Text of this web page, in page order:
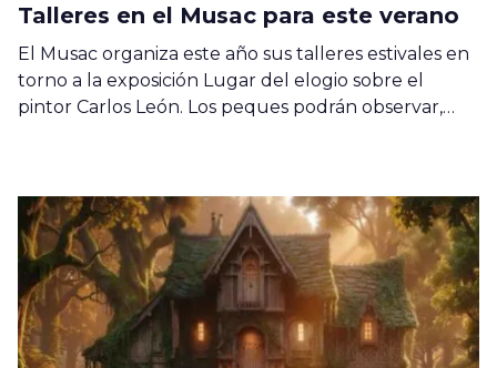
Talleres en el Musac para este verano
El Musac organiza este año sus talleres estivales en
torno a la exposición Lugar del elogio sobre el
pintor Carlos León. Los peques podrán observar,…